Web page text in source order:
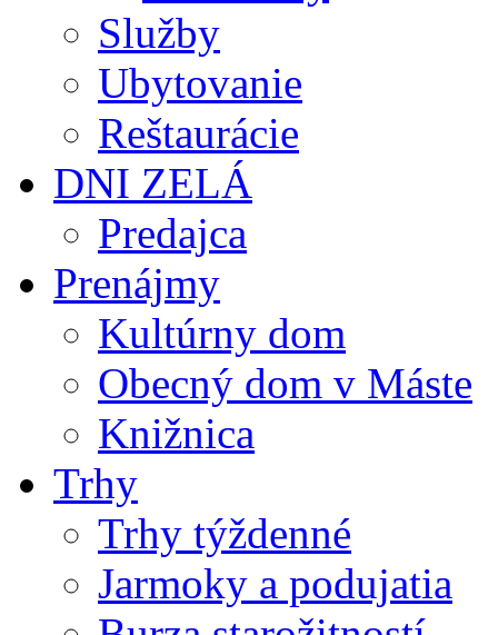
Služby
Ubytovanie
Reštaurácie
DNI ZELÁ
Predajca
Prenájmy
Kultúrny dom
Obecný dom v Máste
Knižnica
Trhy
Trhy týždenné
Jarmoky a podujatia